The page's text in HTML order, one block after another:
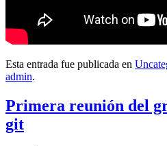
Esta entrada fue publicada en
admin.
Primera reunión del
git